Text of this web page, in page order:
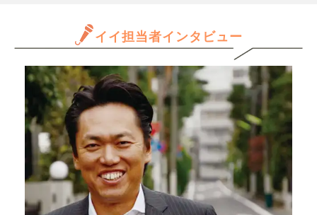
だけ
ます
きる
か、
専門
がいいのでしょうか。
イイ担当者インタビュー